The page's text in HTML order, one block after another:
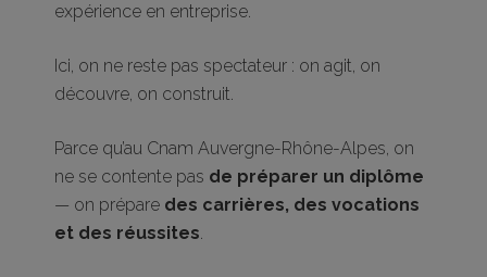
expérience en entreprise.
Ici, on ne reste pas spectateur : on agit, on
découvre, on construit.
Parce qu’au Cnam Auvergne-Rhône-Alpes, on
ne se contente pas de préparer un diplôme
— on prépare des carrières, des vocations
et des réussites